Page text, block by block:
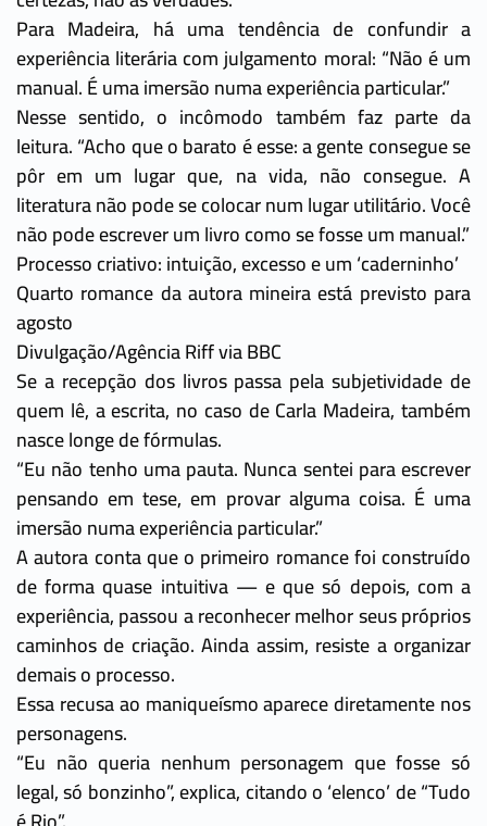
Para Madeira, há uma tendência de confundir a
experiência literária com julgamento moral: “Não é um
manual. É uma imersão numa experiência particular.”
Nesse sentido, o incômodo também faz parte da
leitura. “Acho que o barato é esse: a gente consegue se
pôr em um lugar que, na vida, não consegue. A
literatura não pode se colocar num lugar utilitário. Você
não pode escrever um livro como se fosse um manual.”
Processo criativo: intuição, excesso e um ‘caderninho’
Quarto romance da autora mineira está previsto para
agosto
Divulgação/Agência Riff via BBC
Se a recepção dos livros passa pela subjetividade de
quem lê, a escrita, no caso de Carla Madeira, também
nasce longe de fórmulas.
“Eu não tenho uma pauta. Nunca sentei para escrever
pensando em tese, em provar alguma coisa. É uma
imersão numa experiência particular.”
A autora conta que o primeiro romance foi construído
de forma quase intuitiva — e que só depois, com a
experiência, passou a reconhecer melhor seus próprios
caminhos de criação. Ainda assim, resiste a organizar
demais o processo.
Essa recusa ao maniqueísmo aparece diretamente nos
personagens.
“Eu não queria nenhum personagem que fosse só
legal, só bonzinho”, explica, citando o ‘elenco’ de “Tudo